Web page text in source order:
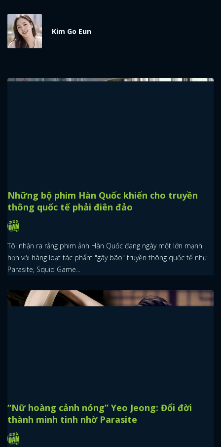
Kim Go Eun
Những bộ phim Hàn Quốc khiến cho truyền
thông quốc tế phải điên đảo
Tôi nhận ra rằng phim ảnh Hàn Quốc đang ngày một lớn mạnh
hơn với hàng loạt tác phẩm "gây bão" truyền thông quốc tế như
Parasite, Squid Game...
“Nữ hoàng cảnh nóng” Yeo Jeong: Đổi đời
thành minh tinh nhờ Parasite